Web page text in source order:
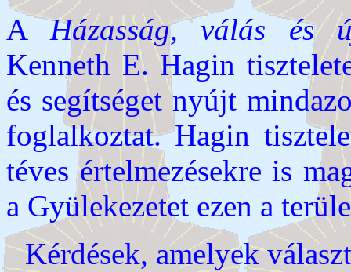
AHázasság, válás és
Kenneth E. Hagin
és segítséget nyújt
foglalkoztat. Hagin
téves értelmezésekre is
a Gyülekezetet ezen a
Kérdések, amelyek